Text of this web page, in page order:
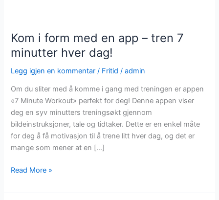
Kom i form med en app – tren 7
minutter hver dag!
Legg igjen en kommentar / Fritid /admin
Om du sliter med å komme i gang med treningen er appen
«7 Minute Workout» perfekt for deg! Denne appen viser
deg en syv minutters treningsøkt gjennom
bildeinstruksjoner, tale og tidtaker. Dette er en enkel måte
for deg å få motivasjon til å trene litt hver dag, og det er
mange som mener at en […]
Kom
form
Read More »